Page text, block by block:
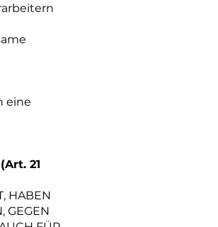
eine
21
HABEN
GEGEN